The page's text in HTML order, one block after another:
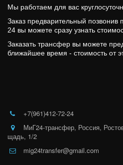
Мы работаем для вас
Заказ предварительный
24 вы можете сразу узнать
Заказать трансфер вы можете
ближайшее время - стоимость от
+7(961)412-72-24
МиГ24-трансфер, Россия,
щадь, 1/2
mig24transfer@gmail.com